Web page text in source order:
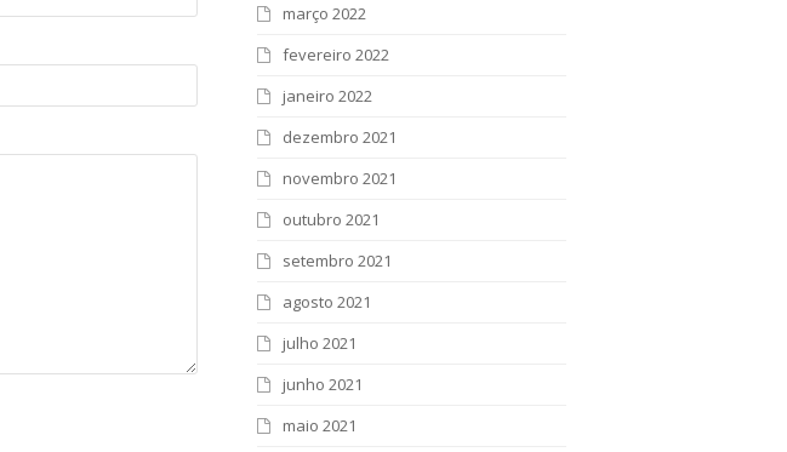
março 2022
fevereiro 2022
janeiro 2022
dezembro 2021
novembro 2021
outubro 2021
setembro 2021
agosto 2021
julho 2021
junho 2021
maio 2021